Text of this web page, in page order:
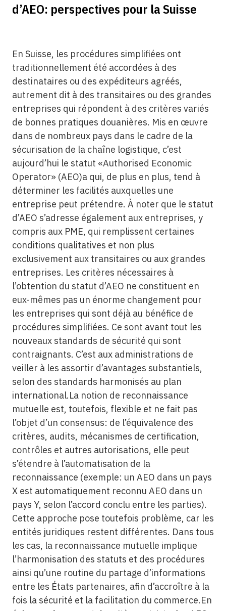
d’AEO: perspectives pour la Suisse
En Suisse, les procédures simplifiées ont
traditionnellement été accordées à des
destinataires ou des expéditeurs agréés,
autrement dit à des transitaires ou des grandes
entreprises qui répondent à des critères variés
de bonnes pratiques douanières. Mis en œuvre
dans de nombreux pays dans le cadre de la
sécurisation de la chaîne logistique, c’est
aujourd’hui le statut «Authorised Economic
Operator» (AEO)a qui, de plus en plus, tend à
déterminer les facilités auxquelles une
entreprise peut prétendre. À noter que le statut
d’AEO s’adresse également aux entreprises, y
compris aux PME, qui remplissent certaines
conditions qualitatives et non plus
exclusivement aux transitaires ou aux grandes
entreprises. Les critères nécessaires à
l’obtention du statut d’AEO ne constituent en
eux-mêmes pas un énorme changement pour
les entreprises qui sont déjà au bénéfice de
procédures simplifiées. Ce sont avant tout les
nouveaux standards de sécurité qui sont
contraignants. C’est aux administrations de
veiller à les assortir d’avantages substantiels,
selon des standards harmonisés au plan
international.La notion de reconnaissance
mutuelle est, toutefois, flexible et ne fait pas
l’objet d’un consensus: de l’équivalence des
critères, audits, mécanismes de certification,
contrôles et autres autorisations, elle peut
s’étendre à l’automatisation de la
reconnaissance (exemple: un AEO dans un pays
X est automatiquement reconnu AEO dans un
pays Y, selon l’accord conclu entre les parties).
Cette approche pose toutefois problème, car les
entités juridiques restent différentes. Dans tous
les cas, la reconnaissance mutuelle implique
l’harmonisation des statuts et des procédures
ainsi qu’une routine du partage d’informations
entre les États partenaires, afin d’accroître à la
fois la sécurité et la facilitation du commerce.En